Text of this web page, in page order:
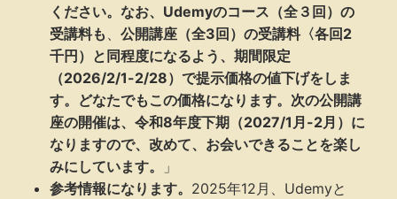
ください。なお、 Udemyのコース（全３回）の
受講料も 、 公開講座（全3回）の受講料〈各回2
千円）と同程度になるよう、期間限定
（2026/2/1-2/28）で提示価格の値下げをしま
す。どなたでもこの価格になります。次の公開講
座の開催は、令和8年度下期（2027/1月-2月）に
なりますので、改めて、お会いできることを楽し
みにしています。
」
参考情報になります。 2025年12月、Udemyと